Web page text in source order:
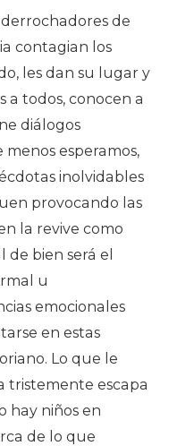
de
contagian los
les dan su lugar y
a todos, conocen a
diálogos
esperamos,
inolvidables
provocando las
la revive como
bien será el
u
emocionales
en estas
Lo que le
tristemente escapa
hay niños en
de lo que